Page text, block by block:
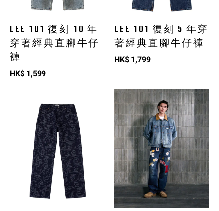
LEE 101 復刻 10 年
穿著經典直腳牛仔
褲
HK$ 1,599
LEE 101 復刻 5 年穿
著經典直腳牛仔褲
HK$ 1,799